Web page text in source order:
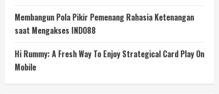
Membangun Pola Pikir Pemenang Rahasia Ketenangan
saat Mengakses INDO88
Hi Rummy: A Fresh Way To Enjoy Strategical Card Play On
Mobile